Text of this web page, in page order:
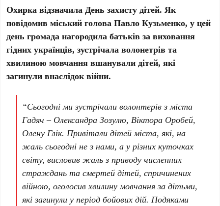
Охирка відзначила День захисту дітей. Як
повідомив міський голова Павло Кузьменко, у цей
день громада нагородила батьків за виховання
гідних українців, зустрічала волонетрів та
хвилиною мовчання вшанували дітей, які
загинули внаслідок війни.
“Сьогодні ми зустрічали волонтерів з міста
Гадяч – Олександра Зозулю, Віктора Оробей,
Олену Глік. Привітали дітей міста, які, на
жаль сьогодні не з нами, а у різних куточках
світу, висловив жаль з приводу численних
страждань та смертей дітей, спричинених
війною, оголосив хвилину мовчання за дітьми,
які загинули у період бойових дій. Подяками